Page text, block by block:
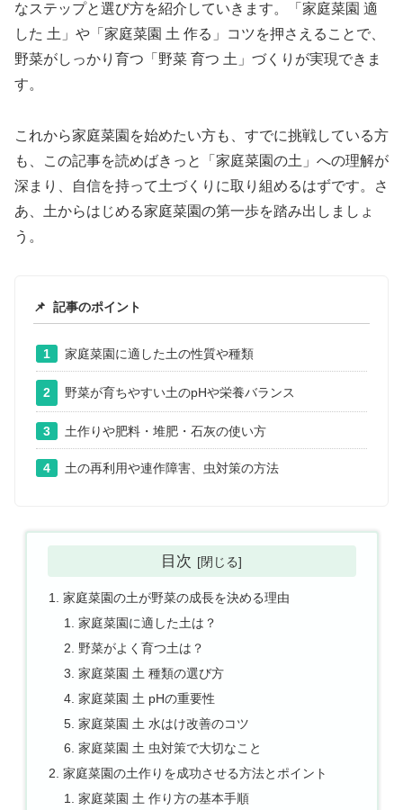
なステップと選び方を紹介していきます。「家庭菜園 適
した 土」や「家庭菜園 土 作る」コツを押さえることで、
野菜がしっかり育つ「野菜 育つ 土」づくりが実現できま
す。
これから家庭菜園を始めたい方も、すでに挑戦している方
も、この記事を読めばきっと「家庭菜園の土」への理解が
深まり、自信を持って土づくりに取り組めるはずです。さ
あ、土からはじめる家庭菜園の第一歩を踏み出しましょ
う。
📌 記事のポイント
1 家庭菜園に適した土の性質や種類
2 野菜が育ちやすい土のpHや栄養バランス
3 土作りや肥料・堆肥・石灰の使い方
4 土の再利用や連作障害、虫対策の方法
目次
家庭菜園の土が野菜の成長を決める理由
家庭菜園に適した土は？
野菜がよく育つ土は？
家庭菜園 土 種類の選び方
家庭菜園 土 pHの重要性
家庭菜園 土 水はけ改善のコツ
家庭菜園 土 虫対策で大切なこと
家庭菜園の土作りを成功させる方法とポイント
家庭菜園 土 作り方の基本手順